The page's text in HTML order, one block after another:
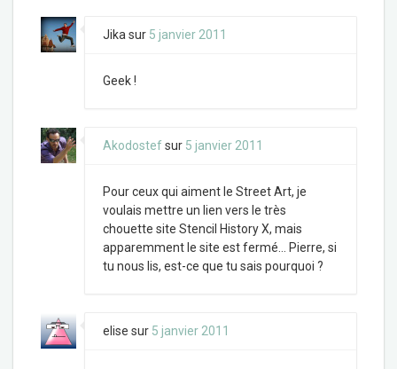
Jika sur 5 janvier 2011
Geek !
Akodostefsur 5 janvier 2011
Pour ceux qui aiment le Street Art, je
voulais mettre un lien vers le très
chouette site Stencil History X, mais
apparemment le site est fermé… Pierre, si
tu nous lis, est-ce que tu sais pourquoi ?
elise sur 5 janvier 2011